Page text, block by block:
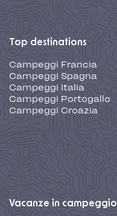
Top destinations
Campeggi Francia
Campeggi Spagna
Campeggi Italia
Campeggi Portogallo
Campeggi Croazia
Vacanze in campeggio